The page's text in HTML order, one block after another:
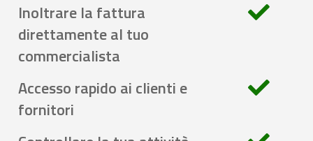
Inoltrare la fattura
direttamente al tuo
commercialista
Accesso rapido ai clienti e
fornitori